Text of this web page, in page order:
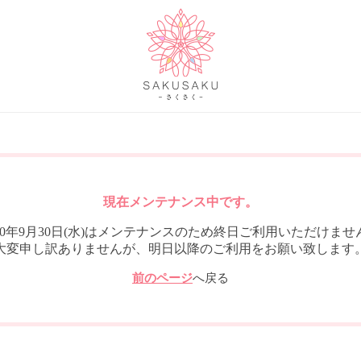
現在メンテナンス中です。
年9月30日(水)はメンテナンスのため終日ご利用いただけませ
変申し訳ありませんが、明日以降のご利用をお願い致します
前のページへ戻る